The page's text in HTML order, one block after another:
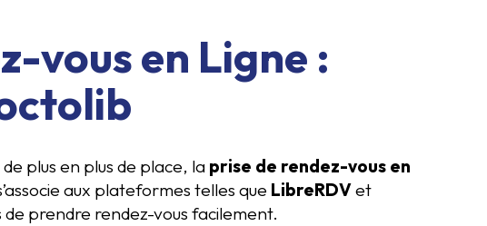
vous en Ligne :
plus en plus de place, la prise de rendez-vous en
aux plateformes telles que LibreRDVet
prendre rendez-vous facilement.